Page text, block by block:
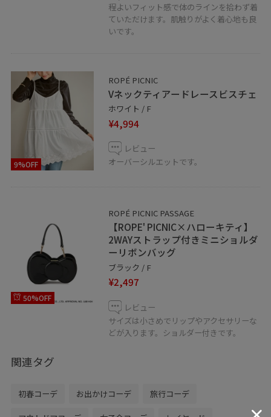
程よいフィット感で体のラインを拾わず着
ていただけます。肌触りがよく着心地も良
いです。
9%OFF
ROPÉ PICNIC
Vネックティアードレースビスチェ
ホワイト / F
¥4,994
レビュー
オーバーシルエットです。
50%OFF
ROPÉ PICNIC PASSAGE
【ROPE' PICNIC×ハローキティ】
2WAYストラップ付きミニショルダ
ーリボンバッグ
ブラック / F
¥2,497
レビュー
サイズは小さめでリップやアクセサリーな
どが入ります。ショルダー付きです。
関連タグ
初春コーデ お出かけコーデ 旅行コーデ